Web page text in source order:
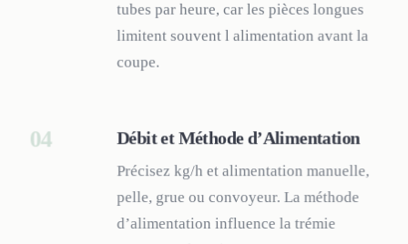
tubes par heure, car les pièces longues
limitent souvent l alimentation avant la
coupe.
04 Débit et Méthode d’Alimentation
Précisez kg/h et alimentation manuelle,
pelle, grue ou convoyeur. La méthode
d’alimentation influence la trémie